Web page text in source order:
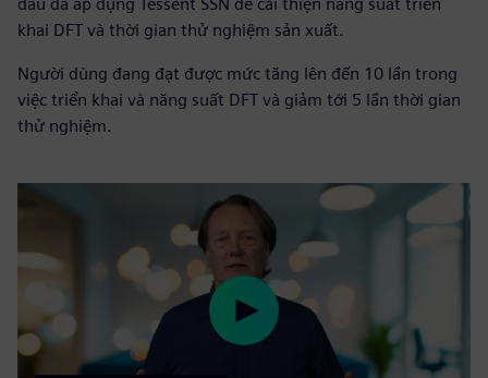
khai DFT và thời gian thử nghiệm sản xuất.
Người dùng đang đạt được mức tăng lên đến 10 lần trong
việc triển khai và năng suất DFT và giảm tới 5 lần thời gian
thử nghiệm.
Play